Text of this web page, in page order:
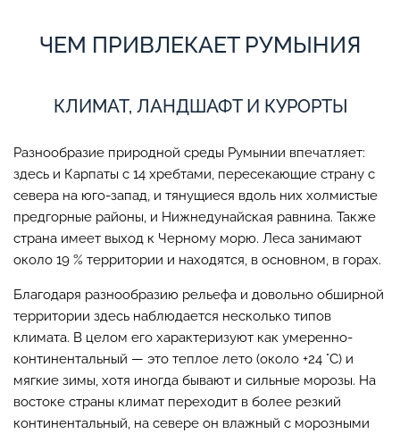
ЧЕМ ПРИВЛЕКАЕТ РУМЫНИЯ
КЛИМАТ, ЛАНДШАФТ И КУРОРТЫ
Разнообразие природной среды Румынии впечатляет:
здесь и Карпаты с 14 хребтами, пересекающие страну с
севера на юго-запад, и тянущиеся вдоль них холмистые
предгорные районы, и Нижнедунайская равнина. Также
страна имеет выход к Черному морю. Леса занимают
около 19 % территории и находятся, в основном, в горах.
Благодаря разнообразию рельефа и довольно обширной
территории здесь наблюдается несколько типов
климата. В целом его характеризуют как умеренно-
континентальный — это теплое лето (около +24 °C) и
мягкие зимы, хотя иногда бывают и сильные морозы. На
востоке страны климат переходит в более резкий
континентальный, на севере он влажный с морозными